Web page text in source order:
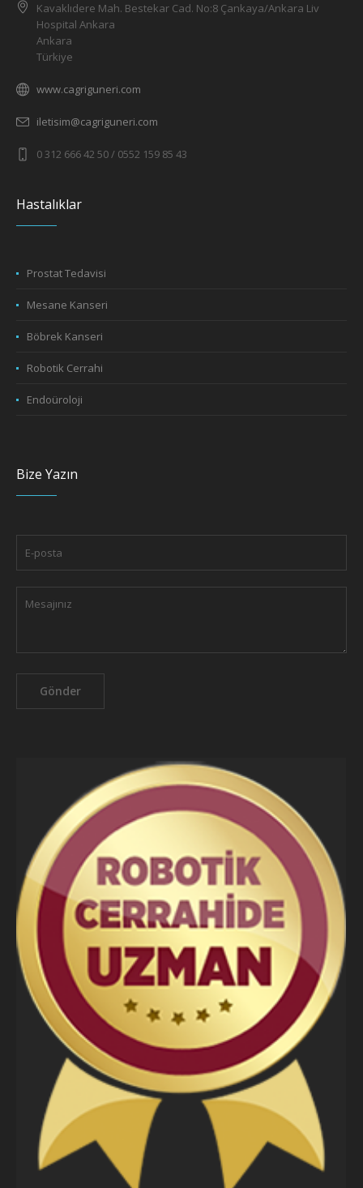
Kavaklıdere Mah. Bestekar Cad. No:8 Çankaya/Ankara Liv
Hospital Ankara
Ankara
Türkiye
www.cagriguneri.com
iletisim@cagriguneri.com
0 312 666 42 50 / 0552 159 85 43
Hastalıklar
Prostat Tedavisi
Mesane Kanseri
Böbrek Kanseri
Robotik Cerrahi
Endoüroloji
Bize Yazın